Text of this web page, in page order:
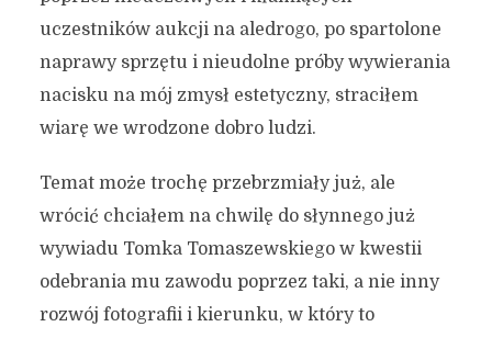
uczestników aukcji na aledrogo, po spartolone
naprawy sprzętu i nieudolne próby wywierania
nacisku na mój zmysł estetyczny, straciłem
wiarę we wrodzone dobro ludzi.
Temat może trochę przebrzmiały już, ale
wrócić chciałem na chwilę do słynnego już
wywiadu Tomka Tomaszewskiego w kwestii
odebrania mu zawodu poprzez taki, a nie inny
rozwój fotografii i kierunku, w który to